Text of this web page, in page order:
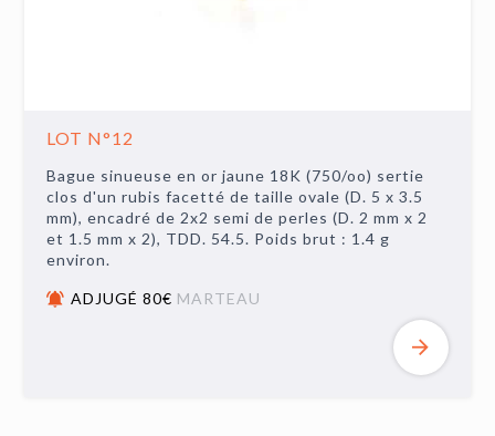
LOT N°12
Bague sinueuse en or jaune 18K (750/oo) sertie
clos d'un rubis facetté de taille ovale (D. 5 x 3.5
mm), encadré de 2x2 semi de perles (D. 2 mm x 2
et 1.5 mm x 2), TDD. 54.5. Poids brut : 1.4 g
environ.
ADJUGÉ 80€ MARTEAU